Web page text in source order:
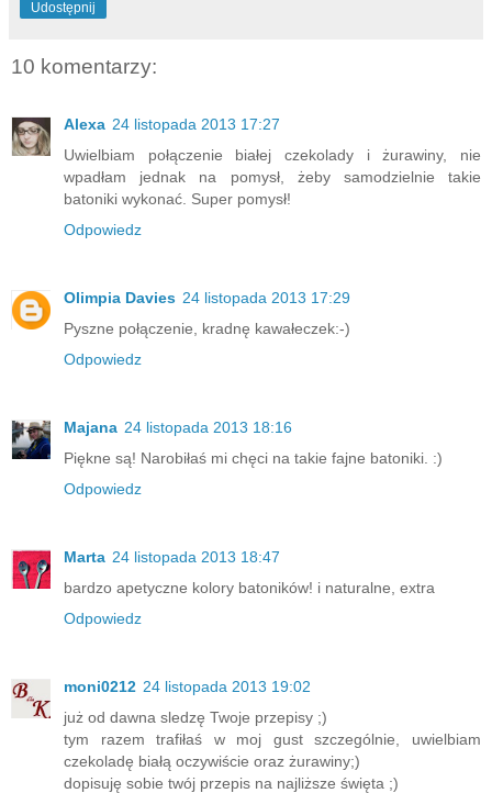
Udostępnij
10 komentarzy:
Alexa 24 listopada 2013 17:27
Uwielbiam połączenie białej czekolady i żurawiny, nie
wpadłam jednak na pomysł, żeby samodzielnie takie
batoniki wykonać. Super pomysł!
Odpowiedz
Olimpia Davies 24 listopada 2013 17:29
Pyszne połączenie, kradnę kawałeczek:-)
Odpowiedz
Majana 24 listopada 2013 18:16
Piękne są! Narobiłaś mi chęci na takie fajne batoniki. :)
Odpowiedz
Marta 24 listopada 2013 18:47
bardzo apetyczne kolory batoników! i naturalne, extra
Odpowiedz
moni0212 24 listopada 2013 19:02
już od dawna sledzę Twoje przepisy ;)
tym razem trafiłaś w moj gust szczególnie, uwielbiam
czekoladę białą oczywiście oraz żurawiny;)
dopisuję sobie twój przepis na najliższe święta ;)